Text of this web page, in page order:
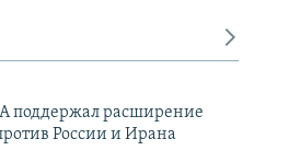
поддержал расширение
России и Ирана